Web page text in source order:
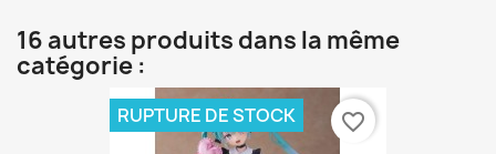
16 autres produits dans la même
catégorie :
RUPTURE DE STOCK favorite_border